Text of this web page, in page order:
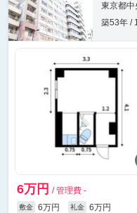
東京都中
築53年 /
6万円 / 管理費 -
敷金 6万円 礼金
6万円